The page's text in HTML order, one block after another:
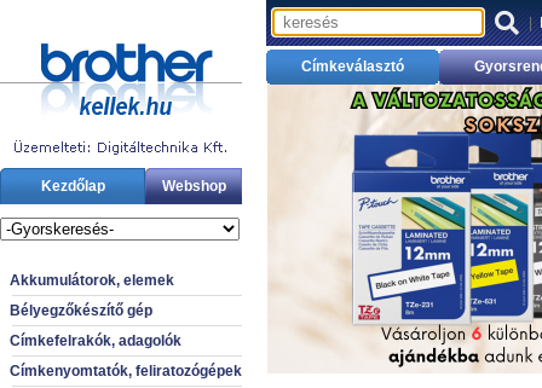
Kezdőlap Webshop
Akkumulátorok, elemek
Bélyegzőkészítő gép
Címkefelrakók, adagolók
Címkenyomtatók, feliratozógépek
|
Címkeválasztó